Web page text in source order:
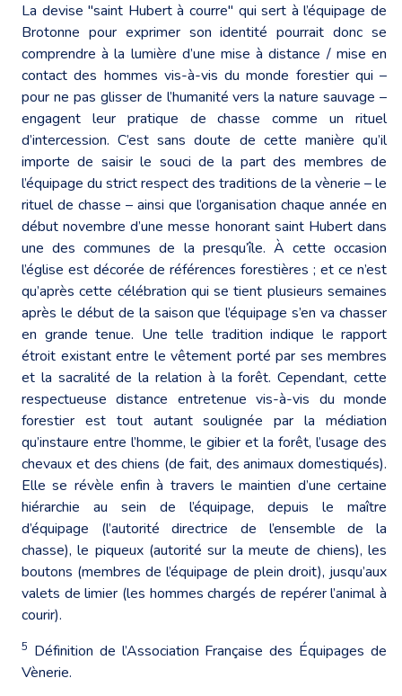
La devise "saint Hubert à courre" qui sert à l’équipage de
Brotonne pour exprimer son identité pourrait donc se
comprendre à la lumière d’une mise à distance / mise en
contact des hommes vis-à-vis du monde forestier qui –
pour ne pas glisser de l’humanité vers la nature sauvage –
engagent leur pratique de chasse comme un rituel
d’intercession. C’est sans doute de cette manière qu’il
importe de saisir le souci de la part des membres de
l’équipage du strict respect des traditions de la vènerie – le
rituel de chasse – ainsi que l’organisation chaque année en
début novembre d’une messe honorant saint Hubert dans
une des communes de la presqu’île. À cette occasion
l’église est décorée de références forestières ; et ce n’est
qu’après cette célébration qui se tient plusieurs semaines
après le début de la saison que l’équipage s’en va chasser
en grande tenue. Une telle tradition indique le rapport
étroit existant entre le vêtement porté par ses membres
et la sacralité de la relation à la forêt. Cependant, cette
respectueuse distance entretenue vis-à-vis du monde
forestier est tout autant soulignée par la médiation
qu’instaure entre l’homme, le gibier et la forêt, l’usage des
chevaux et des chiens (de fait, des animaux domestiqués).
Elle se révèle enfin à travers le maintien d’une certaine
hiérarchie au sein de l’équipage, depuis le maître
d’équipage (l’autorité directrice de l’ensemble de la
chasse), le piqueux (autorité sur la meute de chiens), les
boutons (membres de l’équipage de plein droit), jusqu’aux
valets de limier (les hommes chargés de repérer l’animal à
courir).
5 Définition de l’Association Française des Équipages de
Vènerie.